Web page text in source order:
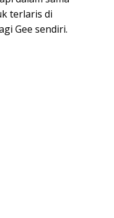
terlaris di
Gee sendiri.